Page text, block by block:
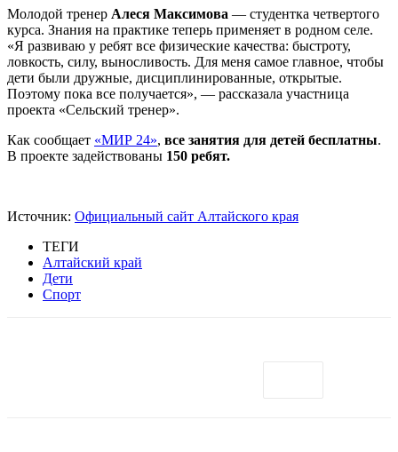
Молодой тренер Алеся Максимова — студентка четвертого
курса. Знания на практике теперь применяет в родном селе.
«Я развиваю у ребят все физические качества: быстроту,
ловкость, силу, выносливость. Для меня самое главное, чтобы
дети были дружные, дисциплинированные, открытые.
Поэтому пока все получается», — рассказала участница
проекта «Сельский тренер».
Как сообщает «МИР 24», все занятия для детей бесплатны.
В проекте задействованы 150 ребят.
Источник: Официальный сайт Алтайского края
ТЕГИ
Алтайский край
Дети
Спорт